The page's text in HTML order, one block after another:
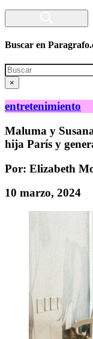
Buscar en
Search
×
entretenimiento
Maluma y
hija París y
Por: Elizabeth
10 marzo, 2024